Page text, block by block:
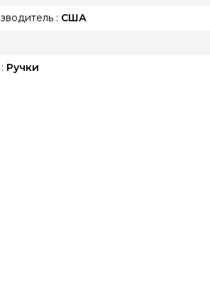
: США
Ручки